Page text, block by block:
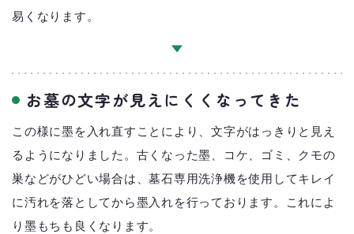
易くなります。
お墓の文字が見えにくくなってきた
この様に墨を入れ直すことにより、文字がはっきりと見え
るようになりました。古くなった墨、コケ、ゴミ、クモの
巣などがひどい場合は、墓石専用洗浄機を使用してキレイ
に汚れを落としてから墨入れを行っております。これによ
り墨もちも良くなります。